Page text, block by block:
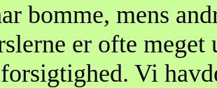
bomme, mens
er ofte
Vi